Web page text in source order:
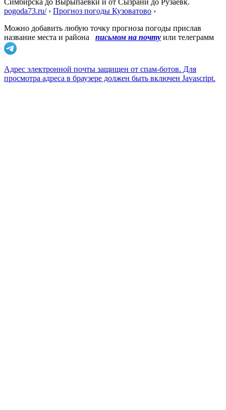
pogoda73.ru/› Прогноз погоды Кузоватово ›
Можно добавить любую точку прогноза погоды прислав
название места и района
письмом на почту или телеграмм
Адрес электронной почты защищен от спам-ботов. Для
просмотра адреса в браузере должен быть включен Javascript.